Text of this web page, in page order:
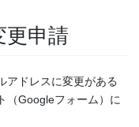
申請
アドレスに変更がある
（Googleフォーム）に